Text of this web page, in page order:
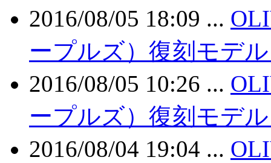
2016/08/05 18:09 ...
ープルズ）復刻モデル
2016/08/05 10:26 ...
ープルズ）復刻モデル
2016/08/04 19:04 ...